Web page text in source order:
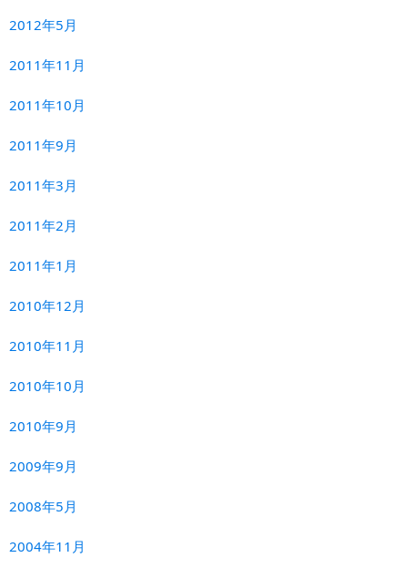
2012年5月
2011年11月
2011年10月
2011年9月
2011年3月
2011年2月
2011年1月
2010年12月
2010年11月
2010年10月
2010年9月
2009年9月
2008年5月
2004年11月